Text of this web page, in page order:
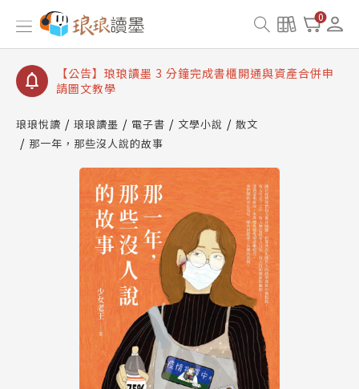
0
【公告】琅琅讀墨數位閱讀資產合併與書櫃開通申請
【公告】琅琅讀墨書櫃開通常見問題
【公告】琅琅讀墨 3 分鐘完成書櫃開通與資產合併申
請圖文教學
查詢
【公告】琅琅讀墨數位閱讀資產合併與書櫃開通申請
琅琅悅讀 琅琅讀墨 電子書 文學小說
散文
那一年，那些沒人說的故事